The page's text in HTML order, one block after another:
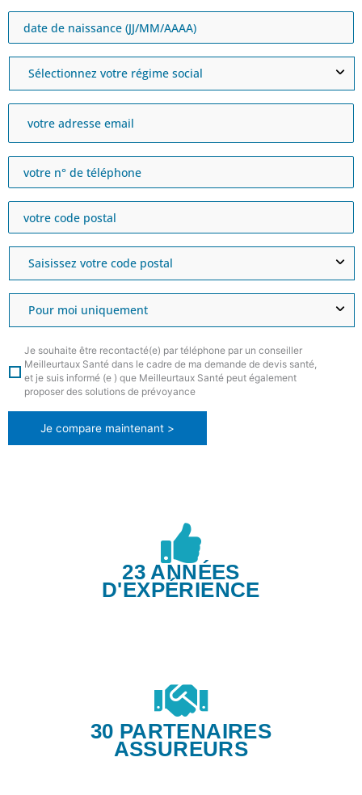
Je souhaite être recontacté(e) par téléphone par un conseiller
Meilleurtaux Santé dans le cadre de ma demande de devis santé,
et je suis informé (e ) que Meilleurtaux Santé peut également
proposer des solutions de prévoyance
Je compare maintenant >
23 ANNÉES
D'EXPÉRIENCE
30 PARTENAIRES
ASSUREURS